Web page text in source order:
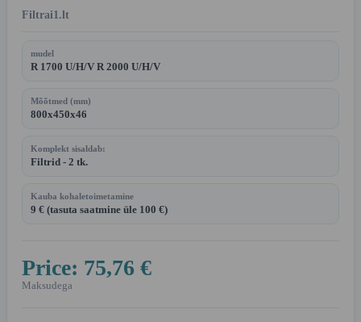
Filtrai1.lt
mudel
R 1700 U/H/V R 2000 U/H/V
Mõõtmed (mm)
800x450x46
Komplekt sisaldab:
Filtrid - 2 tk.
Kauba kohaletoimetamine
9 € (tasuta saatmine üle 100 €)
Price: 75,76 €
Maksudega